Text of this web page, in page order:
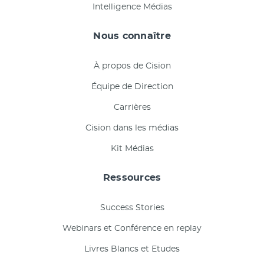
Intelligence Médias
Nous connaître
À propos de Cision
Équipe de Direction
Carrières
Cision dans les médias
Kit Médias
Ressources
Success Stories
Webinars et Conférence en replay
Livres Blancs et Etudes